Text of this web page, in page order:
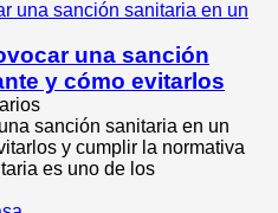
una sanción
y cómo evitarlos
sanción sanitaria en un
y cumplir la normativa
es uno de los